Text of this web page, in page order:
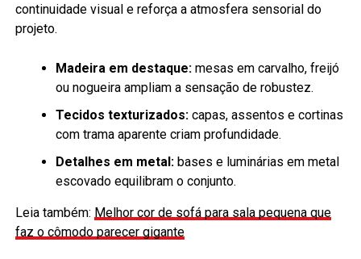
continuidade visual e reforça a atmosfera sensorial do
projeto.
Madeira em destaque:mesas em carvalho, freijó
ou nogueira ampliam a sensação de robustez.
Tecidos texturizados:capas, assentos e cortinas
com trama aparente criam profundidade.
Detalhes em metal:bases e luminárias em metal
escovado equilibram o conjunto.
Leia também: Melhor cor de sofá para sala pequena que
faz o cômodo parecer gigante